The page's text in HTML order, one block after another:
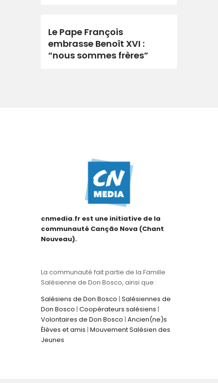
Le Pape François
embrasse Benoît XVI :
“nous sommes frères”
cnmedia.fr est une initiative de la
communauté Canção Nova (Chant
Nouveau).
La communauté fait partie de la Famille
Salésienne de Don Bosco, ainsi que :
Salésiens de Don Bosco | Salésiennes de
Don Bosco | Coopérateurs salésiens |
Volontaires de Don Bosco | Ancien(ne)s
Élèves et amis | Mouvement Salésien des
Jeunes